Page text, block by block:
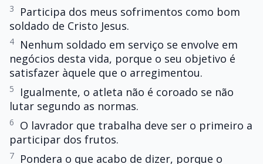
3
Participa dos meus sofrimentos como bom
soldado de Cristo Jesus.
4
Nenhum soldado em serviço se envolve em
negócios desta vida, porque o seu objetivo é
satisfazer àquele que o arregimentou.
5
Igualmente, o atleta não é coroado se não
lutar segundo as normas.
6
O lavrador que trabalha deve ser o primeiro a
participar dos frutos.
7
Pondera o que acabo de dizer, porque o